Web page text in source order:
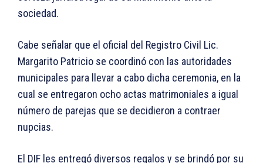
sociedad.
Cabe señalar que el oficial del Registro Civil Lic.
Margarito Patricio se coordinó con las autoridades
municipales para llevar a cabo dicha ceremonia, en la
cual se entregaron ocho actas matrimoniales a igual
número de parejas que se decidieron a contraer
nupcias.
El DIF les entregó diversos regalos y se brindó por su